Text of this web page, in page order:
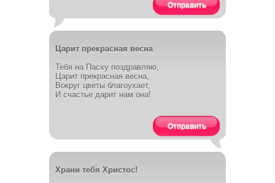
Отправить
Царит прекрасная весна
Тебя на Пасху поздравляю,
Царит прекрасная весна,
Вокруг цветы благоухает,
И счастье дарит нам она!
Отправить
Храни тебя Христос!